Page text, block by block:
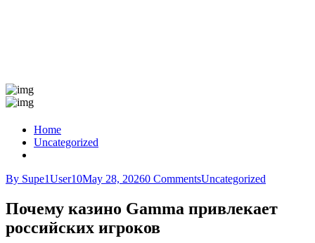
Home
Uncategorized
By Supe1User10May 28, 20260 CommentsUncategorized
Почему казино Gamma привлекает
российских игроков